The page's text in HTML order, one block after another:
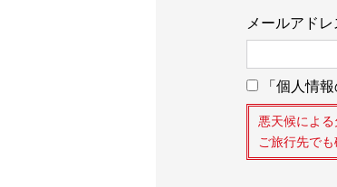
メールアドレ
「個人情
悪天候によ
ご旅行先で